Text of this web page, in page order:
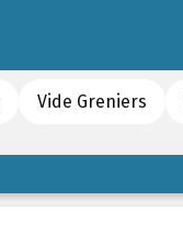
Vide Greniers